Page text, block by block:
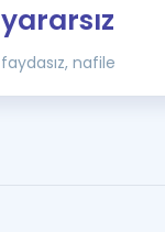
yararsız
faydasız, nafile